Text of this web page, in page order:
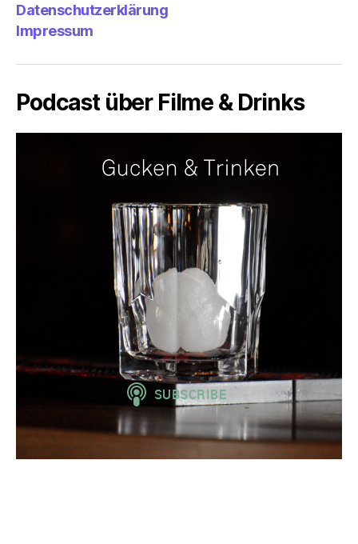
Datenschutzerklärung
Impressum
Podcast über Filme & Drinks